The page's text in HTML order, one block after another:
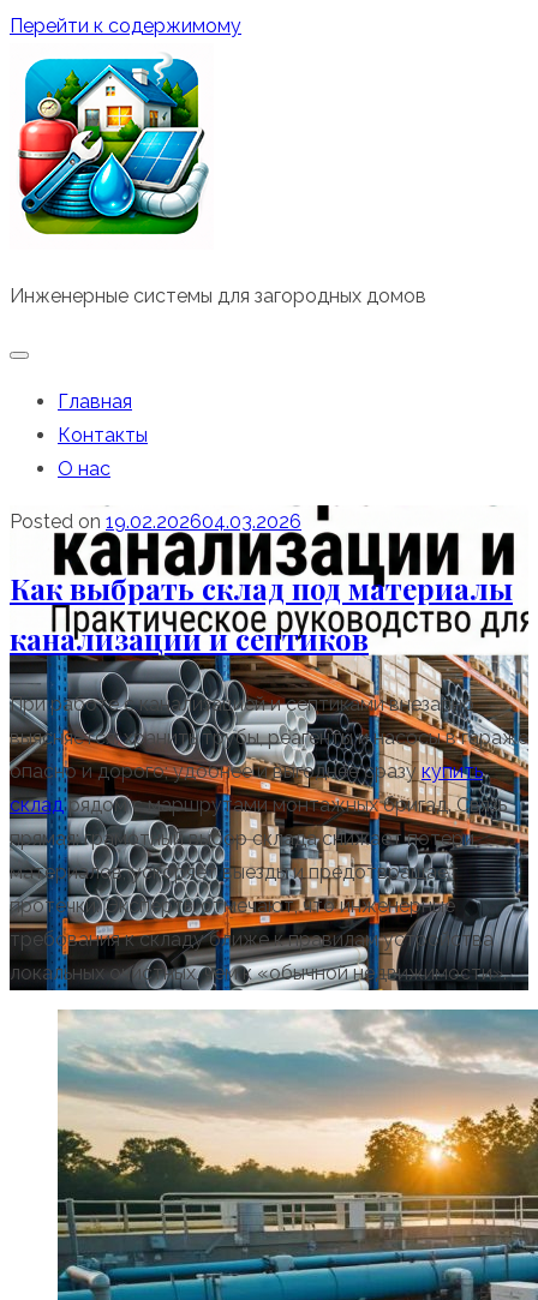
Перейти к содержимому
Инженерные системы для загородных домов
Главная
Контакты
О нас
Posted on 19.02.202604.03.2026
Как выбрать склад под материалы
канализации и септиков
При работе с канализацией и септиками внезапно
выясняется: хранить трубы, реагенты и насосы в гараже
опасно и дорого; удобнее и выгоднее сразу купить
складрядом с маршрутами монтажных бригад. Связь
прямая: грамотный выбор склада снижает потери
материалов, ускоряет выезды и предотвращает
протечки. Эксперты отмечают, что инженерные
требования к складу ближе к правилам устройства
локальных очистных, чем к «обычной недвижимости».